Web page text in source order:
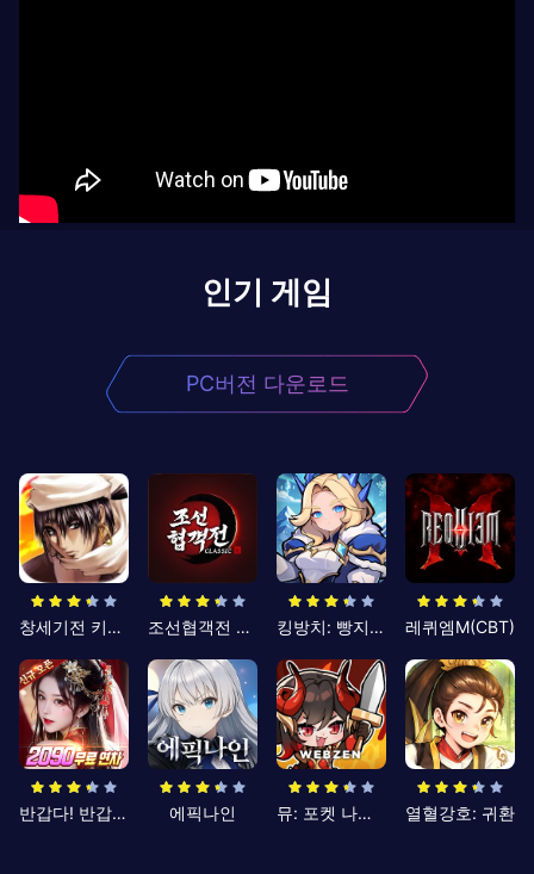
인기 게임
PC버전 다운로드
창세기전 키우기 조선협객전 클래식 킹방치: 빵지의 제왕 레퀴엠M(CBT)
반갑다! 반갑삼국지 에픽나인 뮤: 포켓 나이츠 열혈강호: 귀환